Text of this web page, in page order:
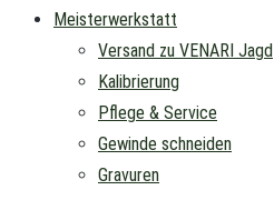
Meisterwerkstatt
Versand zu VENARI Jagd
Kalibrierung
Pflege & Service
Gewinde schneiden
Gravuren